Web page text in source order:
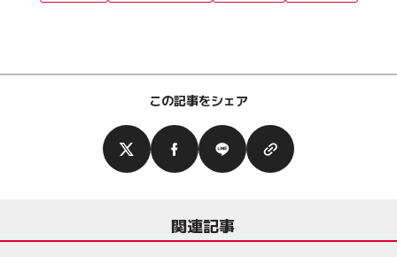
この記事をシェア
関連記事